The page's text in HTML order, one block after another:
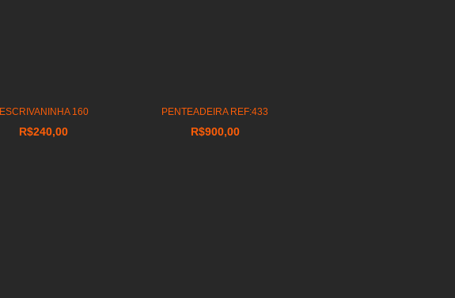
ESCRIVANINHA 160
R$240,00
PENTEADEIRA REF:433
R$900,00